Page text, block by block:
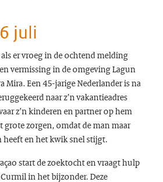
juli
er vroeg in de ochtend melding
vermissing in de omgeving Lagun
Mira. Een 45-jarige Nederlander is na
naar z’n vakantieadres
z’n kinderen en partner op hem
grote zorgen, omdat de man maar
heeft en het kwik snel stijgt.
start de zoektocht en vraagt hulp
in het bijzonder. Deze